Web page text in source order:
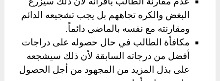
البغض والكره تجاههم بل يجب تشجيعه الدائم
ومقارنته مع نفسه بالماضي دائماً.
مكافأة الطالب في حال حصوله على دراجات
أفضل من درجاته السابقة لأن ذلك سيشجعه
على بذل المزيد من المجهود من أجل الحصول